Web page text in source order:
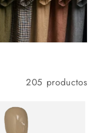
205 productos